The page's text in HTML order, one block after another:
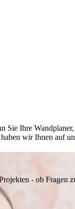
Ihre
wir Ihnen auf
- ob Fragen